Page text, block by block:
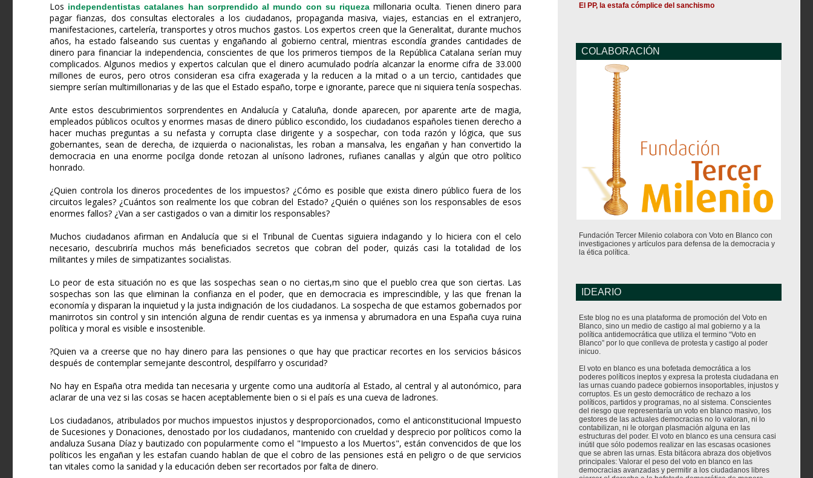
Los independentistas catalanes han sorprendido al mundo con su riquezamillonaria oculta. Tienen dinero para
pagar fianzas, dos consultas electorales a los ciudadanos, propaganda masiva, viajes, estancias en el extranjero,
manifestaciones, cartelería, transportes y otros muchos gastos. Los expertos creen que la Generalitat, durante muchos
años, ha estado falseando sus cuentas y engañando al gobierno central, mientras escondía grandes cantidades de
dinero para financiar la independencia, conscientes de que los primeros tiempos de la República Catalana serían muy
complicados. Algunos medios y expertos calculan que el dinero acumulado podría alcanzar la enorme cifra de 33.000
millones de euros, pero otros consideran esa cifra exagerada y la reducen a la mitad o a un tercio, cantidades que
siempre serían multimillonarias y de las que el Estado españo, torpe e ignorante, parece que ni siquiera tenía sospechas.
Ante estos descubrimientos sorprendentes en Andalucía y Cataluña, donde aparecen, por aparente arte de magia,
empleados públicos ocultos y enormes masas de dinero público escondido, los ciudadanos españoles tienen derecho a
hacer muchas preguntas a su nefasta y corrupta clase dirigente y a sospechar, con toda razón y lógica, que sus
gobernantes, sean de derecha, de izquierda o nacionalistas, les roban a mansalva, les engañan y han convertido la
democracia en una enorme pocilga donde retozan al unísono ladrones, rufianes canallas y algún que otro político
honrado.
¿Quien controla los dineros procedentes de los impuestos? ¿Cómo es posible que exista dinero público fuera de los
circuitos legales? ¿Cuántos son realmente los que cobran del Estado? ¿Quién o quiénes son los responsables de esos
enormes fallos? ¿Van a ser castigados o van a dimitir los responsables?
Muchos ciudadanos afirman en Andalucía que si el Tribunal de Cuentas siguiera indagando y lo hiciera con el celo
necesario, descubriría muchos más beneficiados secretos que cobran del poder, quizás casi la totalidad de los
militantes y miles de simpatizantes socialistas.
Lo peor de esta situación no es que las sospechas sean o no ciertas,m sino que el pueblo crea que son ciertas. Las
sospechas son las que eliminan la confianza en el poder, que en democracia es imprescindible, y las que frenan la
economía y disparan la inquietud y la justa indignación de los ciudadanos. La sospecha de que estamos gobernados por
manirrotos sin control y sin intención alguna de rendir cuentas es ya inmensa y abrumadora en una España cuya ruina
política y moral es visible e insostenible.
?Quien va a creerse que no hay dinero para las pensiones o que hay que practicar recortes en los servicios básicos
después de contemplar semejante descontrol, despilfarro y oscuridad?
No hay en España otra medida tan necesaria y urgente como una auditoría al Estado, al central y al autonómico, para
aclarar de una vez si las cosas se hacen aceptablemente bien o si el país es una cueva de ladrones.
Los ciudadanos, atribulados por muchos impuestos injustos y desproporcionados, como el anticonstitucional Impuesto
de Sucesiones y Donaciones, denostado por los ciudadanos, mantenido con crueldad y desprecio por políticos como la
andaluza Susana Díaz y bautizado con popularmente como el "Impuesto a los Muertos", están convencidos de que los
políticos les engañan y les estafan cuando hablan de que el cobro de las pensiones está en peligro o de que servicios
tan vitales como la sanidad y la educación deben ser recortados por falta de dinero.
El PP, la estafa cómplice del sanchismo
COLABORACIÓN
Fundación Tercer Milenio colabora con Voto en Blanco con
investigaciones y artículos para defensa de la democracia y
la ética política.
IDEARIO
Este blog no es una plataforma de promoción del Voto en
Blanco, sino un medio de castigo al mal gobierno y a la
política antidemocrática que utiliza el termino “Voto en
Blanco” por lo que conlleva de protesta y castigo al poder
inicuo.
El voto en blanco es una bofetada democrática a los
poderes políticos ineptos y expresa la protesta ciudadana en
las urnas cuando padece gobiernos insoportables, injustos y
corruptos. Es un gesto democrático de rechazo a los
políticos, partidos y programas, no al sistema. Conscientes
del riesgo que representaría un voto en blanco masivo, los
gestores de las actuales democracias no lo valoran, ni lo
contabilizan, ni le otorgan plasmación alguna en las
estructuras del poder. El voto en blanco es una censura casi
inútil que sólo podemos realizar en las escasas ocasiones
que se abren las urnas. Esta bitácora abraza dos objetivos
principales: Valorar el peso del voto en blanco en las
democracias avanzadas y permitir a los ciudadanos libres